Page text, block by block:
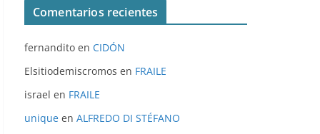
Comentarios recientes
fernandito en CIDÓN
Elsitiodemiscromos en FRAILE
israel en FRAILE
unique en ALFREDO DI STÉFANO